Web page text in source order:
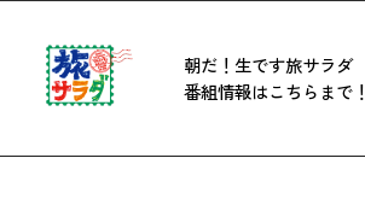
朝だ！生です旅サラダ
番組情報はこちらまで！